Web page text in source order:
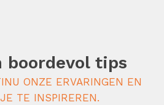
boordevol tips
ONZE ERVARINGEN EN
TE INSPIREREN.